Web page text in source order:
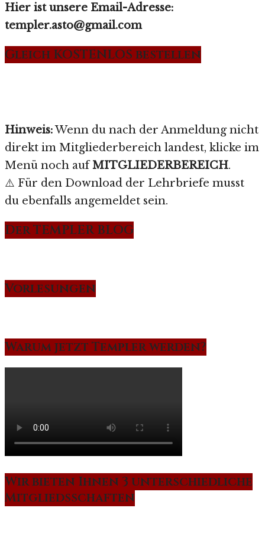
Hier ist unsere Email-Adresse:
templer.asto@gmail.com
Gleich KOSTENLOS bestellen
Hinweis:Wenn du nach der Anmeldung nicht
direkt im Mitgliederbereich landest, klicke im
Menü noch aufMITGLIEDERBEREICH.
⚠️ Für den Download der Lehrbriefe musst
du ebenfalls angemeldet sein.
Der TEMPLER BLOG
Vorlesungen
Warum jetzt Templer werden?
Wir bieten Ihnen 3 unterschiedliche
Mitgliedsschaften